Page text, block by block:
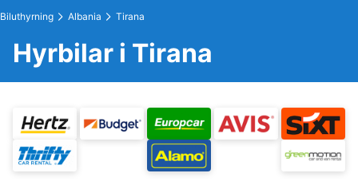
Biluthyrning Albania Tirana
Hyrbilar i Tirana